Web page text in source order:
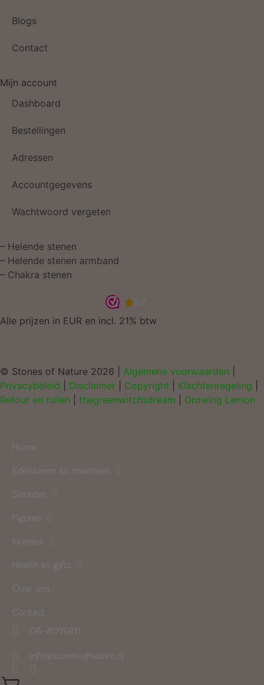
Blogs
Contact
Mijn account
Dashboard
Bestellingen
Adressen
Accountgegevens
Wachtwoord vergeten
– Helende stenen
– Helende stenen armband
– Chakra stenen
Alle prijzen in EUR en incl. 21% btw
© Stones of Nature 2026 | Algemene voorwaarden
Privacybeleid
Disclaimer Copyright Klachtenregeling
Retour en ruilen
thegreenwitchsdream Growing Lemon